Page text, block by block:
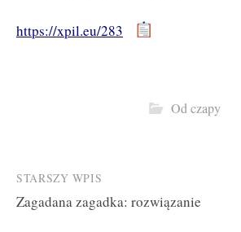
https://xpil.eu/283
Od czapy
Post
navigation
STARSZY WPIS
Zagadana zagadka: rozwiązanie